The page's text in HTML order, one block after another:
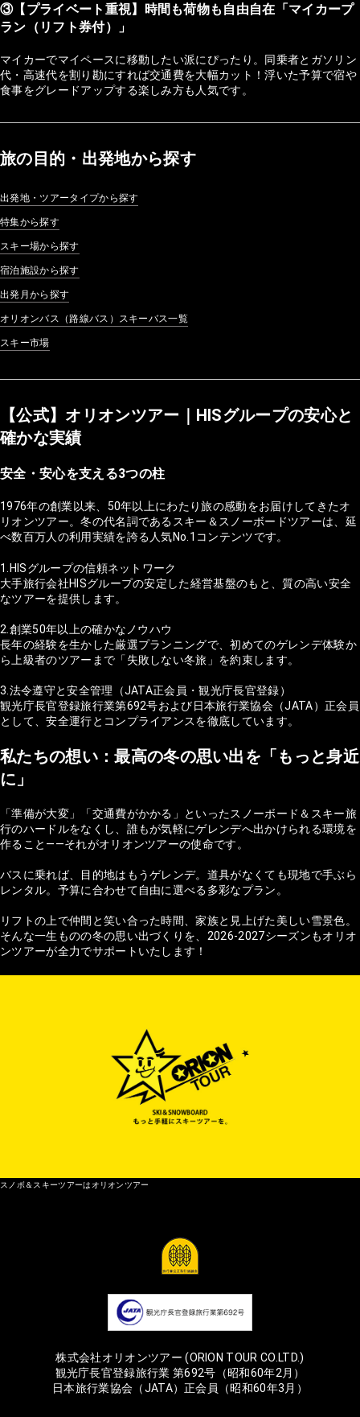
③【プライベート重視】時間も荷物も自由自在「マイカープ
ラン（リフト券付）」
マイカーでマイペースに移動したい派にぴったり。同乗者とガソリン
代・高速代を割り勘にすれば交通費を大幅カット！浮いた予算で宿や
食事をグレードアップする楽しみ方も人気です。
旅の目的・出発地から探す
出発地・ツアータイプから探す
特集から探す
スキー場から探す
宿泊施設から探す
出発月から探す
オリオンバス（路線バス）スキーバス一覧
スキー市場
【公式】オリオンツアー｜HISグループの安心と
確かな実績
安全・安心を支える3つの柱
1976年の創業以来、50年以上にわたり旅の感動をお届けしてきたオ
リオンツアー。冬の代名詞であるスキー＆スノーボードツアーは、延
べ数百万人の利用実績を誇る人気No.1コンテンツです。
1.HISグループの信頼ネットワーク
大手旅行会社HISグループの安定した経営基盤のもと、質の高い安全
なツアーを提供します。
2.創業50年以上の確かなノウハウ
長年の経験を生かした厳選プランニングで、初めてのゲレンデ体験か
ら上級者のツアーまで「失敗しない冬旅」を約束します。
3.法令遵守と安全管理（JATA正会員・観光庁長官登録）
観光庁長官登録旅行業第692号および日本旅行業協会（JATA）正会員
として、安全運行とコンプライアンスを徹底しています。
私たちの想い：最高の冬の思い出を「もっと身近
に」
「準備が大変」「交通費がかかる」といったスノーボード＆スキー旅
行のハードルをなくし、誰もが気軽にゲレンデへ出かけられる環境を
作ること——それがオリオンツアーの使命です。
バスに乗れば、目的地はもうゲレンデ。道具がなくても現地で手ぶら
レンタル。予算に合わせて自由に選べる多彩なプラン。
リフトの上で仲間と笑い合った時間、家族と見上げた美しい雪景色。
そんな一生ものの冬の思い出づくりを、2026-2027シーズンもオリオ
ンツアーが全力でサポートいたします！
スノボ＆スキーツアーはオリオンツアー
株式会社オリオンツアー (ORION TOUR CO.LTD.)
観光庁長官登録旅行業 第692号（昭和60年2月）
日本旅行業協会（JATA）正会員（昭和60年3月）